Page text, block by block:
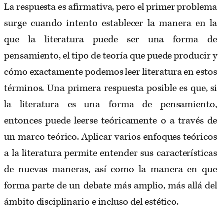
La respuesta es afirmativa, pero el primer problema
surge cuando intento establecer la manera en la
que la literatura puede ser una forma de
pensamiento, el tipo de teoría que puede producir y
cómo exactamente podemos leer literatura en estos
términos. Una primera respuesta posible es que, si
la literatura es una forma de pensamiento,
entonces puede leerse teóricamente o a través de
un marco teórico. Aplicar varios enfoques teóricos
a la literatura permite entender sus características
de nuevas maneras, así como la manera en que
forma parte de un debate más amplio, más allá del
ámbito disciplinario e incluso del estético.